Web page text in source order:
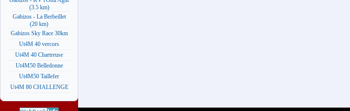
(3.5 km)
Gabizos - La Berbeillet
(20 km)
Gabizos Sky Race 30km
Ut4M 40 vercors
Ut4M 40 Chartreuse
Ut4M50 Belledonne
Ut4M50 Taillefer
Ut4M 80 CHALLENGE